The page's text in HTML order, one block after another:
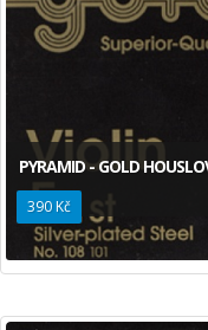
PYRAMID - GOLD
390 Kč